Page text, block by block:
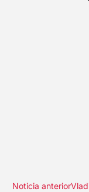
Noticia anterior